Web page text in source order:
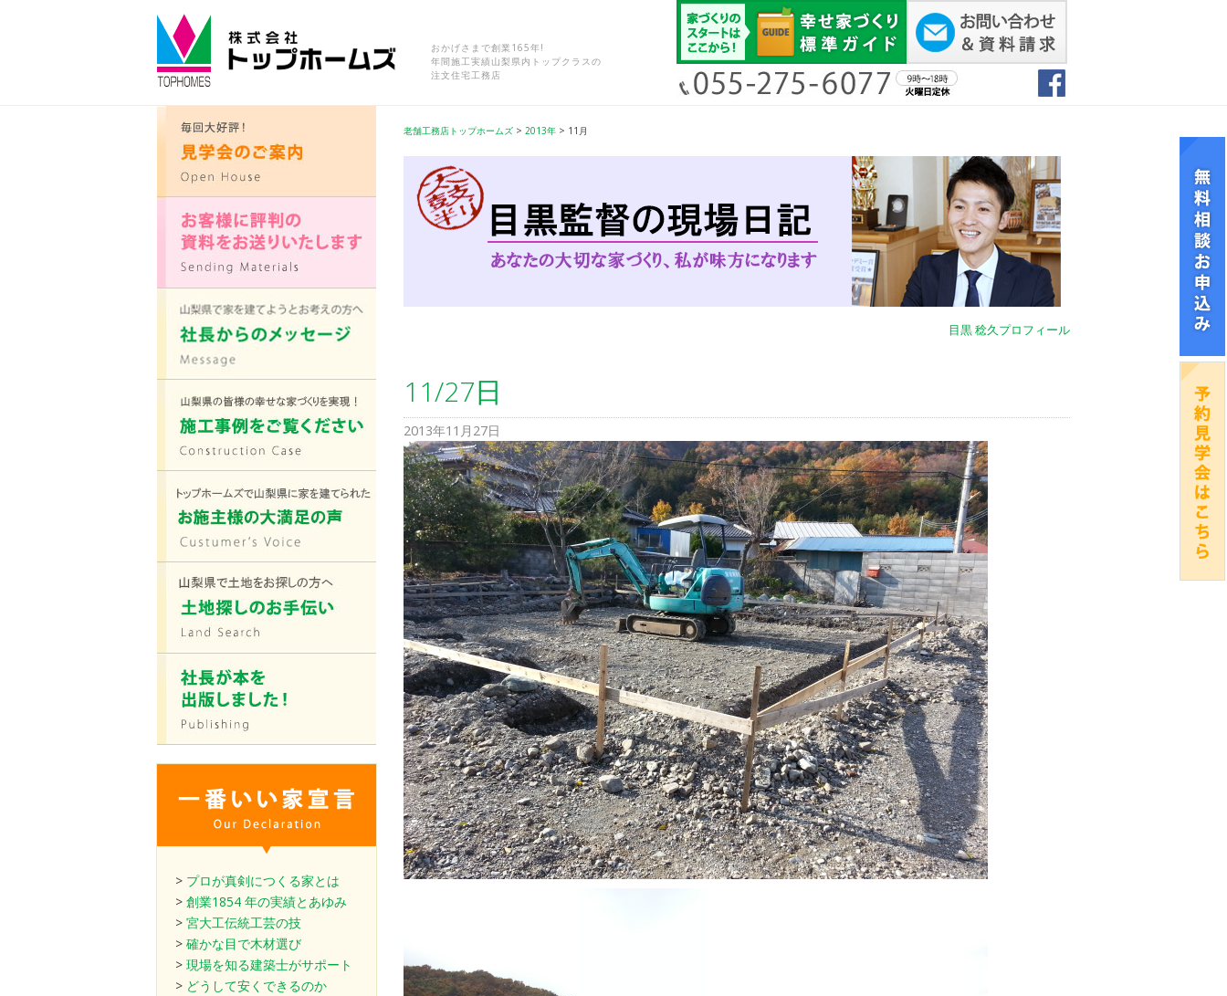
おかげさまで創業165年!
年間施工実績山梨県内トップクラスの
注文住宅工務店
老舗工務店トップホームズ > 2013年 > 11月
目黒 稔久プロフィール
11/27日
2013年11月27日
> プロが真剣につくる家とは
> 創業1854 年の実績とあゆみ
> 宮大工伝統工芸の技
> 確かな目で木材選び
> 現場を知る建築士がサポート
> どうして安くできるのか